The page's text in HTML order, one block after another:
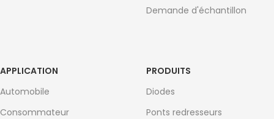
Demande d'échantillon
APPLICATION
Automobile
Consommateur
PRODUITS
Diodes
Ponts redresseurs